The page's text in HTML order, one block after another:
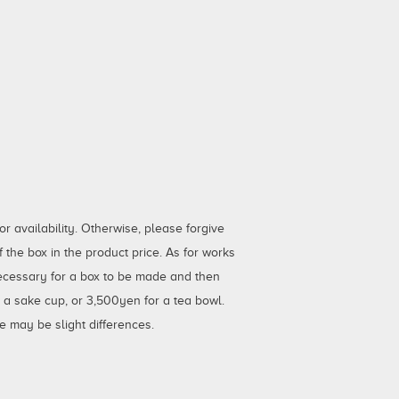
availability. Otherwise, please forgive
box in the product price. As for works
for a box to be made and then
sake cup, or 3,500yen for a tea bowl.
may be slight differences.